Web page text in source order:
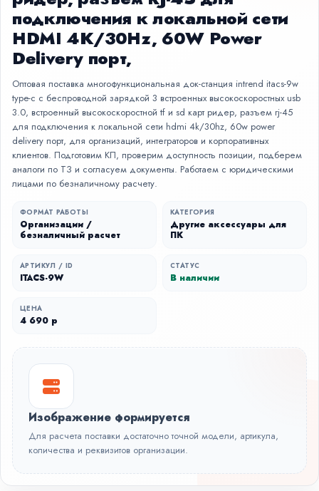
подключения к локальной сети
HDMI 4K/30Hz, 60W Power
Delivery порт,
Оптовая поставка многофункциональная док-станция intrend itacs-9w
type-c с беспроводной зарядкой 3 встроенных высокоскоростных usb
3.0, встроенный высокоскоростной tf и sd карт ридер, разъем rj-45
для подключения к локальной сети hdmi 4k/30hz, 60w power
delivery порт, для организаций, интеграторов и корпоративных
клиентов. Подготовим КП, проверим доступность позиции, подберем
аналоги по ТЗ и согласуем документы. Работаем с юридическими
лицами по безналичному расчету.
ФОРМАТ РАБОТЫ
Организации /
безналичный расчет
КАТЕГОРИЯ
Другие аксессуары для
ПК
АРТИКУЛ / ID
ITACS-9W
СТАТУС
В наличии
ЦЕНА
4 690 р
Изображение формируется
Для расчета поставки достаточно точной модели, артикула,
количества и реквизитов организации.